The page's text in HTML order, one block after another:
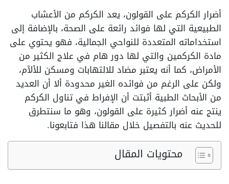
أضرار الكركم على القولون، يعد الكركم من الأعشاب
الطبيعية التي لها فوائد رائعة على الصحة، بالإضافة إلى
استخداماته المتعددة للنواحي الجمالية، فهو يحتوي على
مادة الكركمين والتي لها دور هام في علاج الكثير من
الأمراض، كما أنه يعتبر مضاد للالتهابات ومسكن للألآم،
ولكن على الرغم من فوائده الغير محدودة ألا أن العديد
من الأبحاث الطبية أثبتت أن الإفراط في تناول الكركم
ينتج عنه أضرار كثيرة على القولون، وهو ما سنتطرق
للحديث عنه بالتفصيل خلال مقالنا هذا فتابعونا.
محتويات المقال